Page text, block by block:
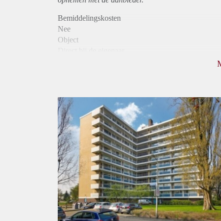
Bemiddelingskosten
Nee
Object
Huurtoeslag
Niet mogelijk
Inkomen eis
3,3 X Maandhuur Bruto
Huurtermijn
Onbepaalde termijn
Oplevering
Kaal